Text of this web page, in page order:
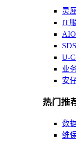
灵
IT
U-
业
安
热门推
数
维